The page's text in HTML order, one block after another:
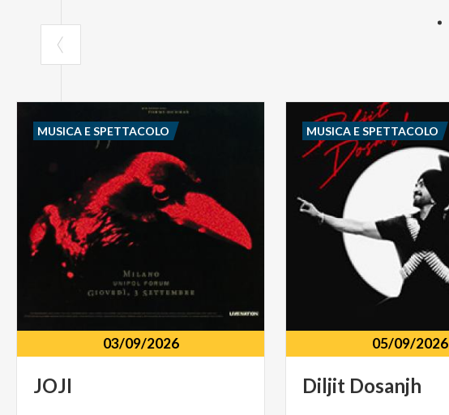
03/09/2026
JOJI
MUSICA E SPETTACOLO
05/09/2026
Diljit Dosanjh
MUSICA E SPETTACOLO